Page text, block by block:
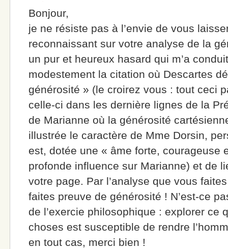
Bonjour,
je ne résiste pas à l’envie de vous
reconnaissant sur votre analyse de la
un pur et heureux hasard qui m’a
modestement la citation où Descartes
générosité » (le croirez vous : tout ceci
celle-ci dans les dernière lignes de la
de Marianne où la générosité
illustrée le caractère de Mme Dorsin,
est, dotée une « âme forte, courageuse
profonde influence sur Marianne) et de
votre page. Par l’analyse que vous
faites preuve de générosité ! N’est-ce
de l’exercie philosophique : explorer ce
choses est susceptible de rendre
en tout cas, merci bien !